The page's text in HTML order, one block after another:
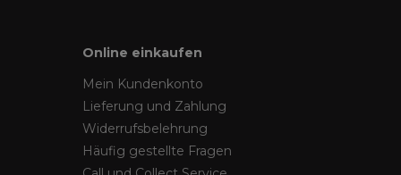
Online einkaufen
Mein Kundenkonto
Lieferung und Zahlung
Widerrufsbelehrung
Häufig gestellte Fragen